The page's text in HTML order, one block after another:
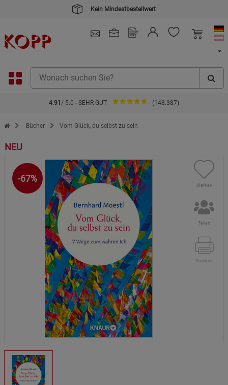
Kein Mindestbestellwert
4.91 / 5.0 - SEHR GUT (148.387)
Zur Startseite des Kopp Verlag Online-Shop
Bücher Vom Glück, du selbst zu sein
NEU
-67%
Merken
Teilen
Drucken